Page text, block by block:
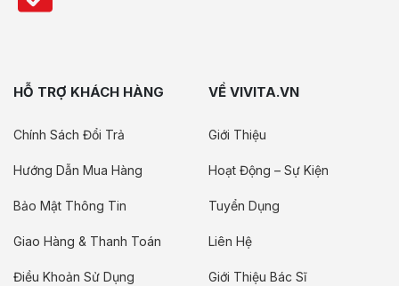
HỖ TRỢ KHÁCH HÀNG
Chính Sách Đổi Trả
Hướng Dẫn Mua Hàng
Bảo Mật Thông Tin
Giao Hàng & Thanh Toán
Điều Khoản Sử Dụng
VỀ VIVITA.VN
Giới Thiệu
Hoạt Động – Sự Kiện
Tuyển Dụng
Liên Hệ
Giới Thiệu Bác Sĩ